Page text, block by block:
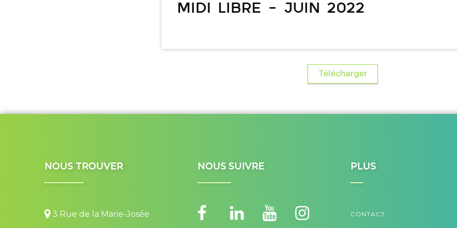
midi libre – juin 2022
Télécharger
NOUS TROUVER
3 Rue de la Marie-Josée
NOUS SUIVRE PLUS
CONTACT